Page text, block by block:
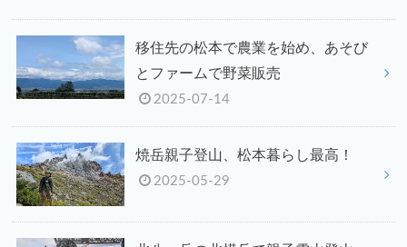
移住先の松本で農業を始め、あそび
とファームで野菜販売
2025-07-14
焼岳親子登山、松本暮らし最高！
2025-05-29